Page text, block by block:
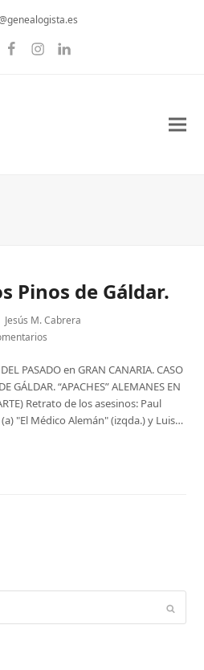
Facebook
Instagram
LinkedIn
Pinos de Gáldar.
Jesús M. Cabrera
PASADO en GRAN CANARIA. CASO
GÁLDAR. “APACHES” ALEMANES EN
Retrato de los asesinos: Paul
"El Médico Alemán" (izqda.) y Luis…